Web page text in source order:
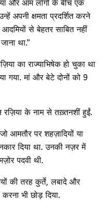
और आम लोगों के बीच एक
अपनी क्षमता प्रदर्शित करने
से बेहतर साबित नहीं
था.”
का राज्याभिषेक हो चुका था
गया. मां और बेटे दोनों को 9
रज़िया के नाम से तख़्तनशीं हुईं.
आमतौर पर शहज़ादियों या
दिया था. उनकी नज़र में
पदवी थी.
की तरह कुर्ते, लबादे और
भी छोड़ दिया.